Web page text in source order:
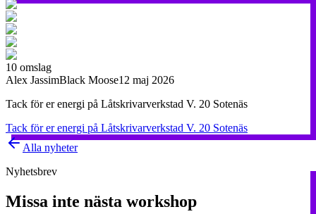
10 omslag
Alex JassimBlack Moose12 maj 2026
Tack för er energi på Låtskrivarverkstad V. 20 Sotenäs
Tack för er energi på Låtskrivarverkstad V. 20 Sotenäs
Alla nyheter
Nyhetsbrev
Missa inte nästa workshop